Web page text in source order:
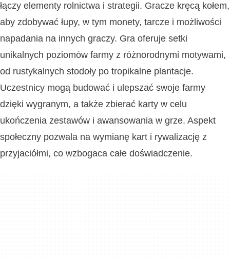
łączy elementy rolnictwa i strategii. Gracze kręcą kołem,
aby zdobywać łupy, w tym monety, tarcze i możliwości
napadania na innych graczy. Gra oferuje setki
unikalnych poziomów farmy z różnorodnymi motywami,
od rustykalnych stodoły po tropikalne plantacje.
Uczestnicy mogą budować i ulepszać swoje farmy
dzięki wygranym, a także zbierać karty w celu
ukończenia zestawów i awansowania w grze. Aspekt
społeczny pozwala na wymianę kart i rywalizację z
przyjaciółmi, co wzbogaca całe doświadczenie.